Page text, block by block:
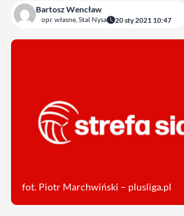
Bartosz Wencław
opr. własne, Stal Nysa 20 sty 2021 10:47
fot. Piotr Marchwiński – plusliga.pl